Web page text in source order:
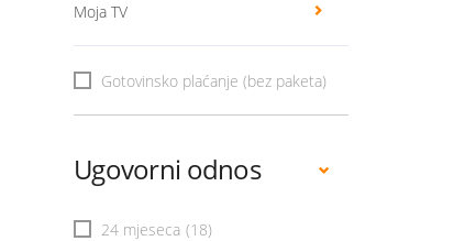
Moja TV
Gotovinsko plaćanje (bez paketa)
Ugovorni odnos
24 mjeseca (18)